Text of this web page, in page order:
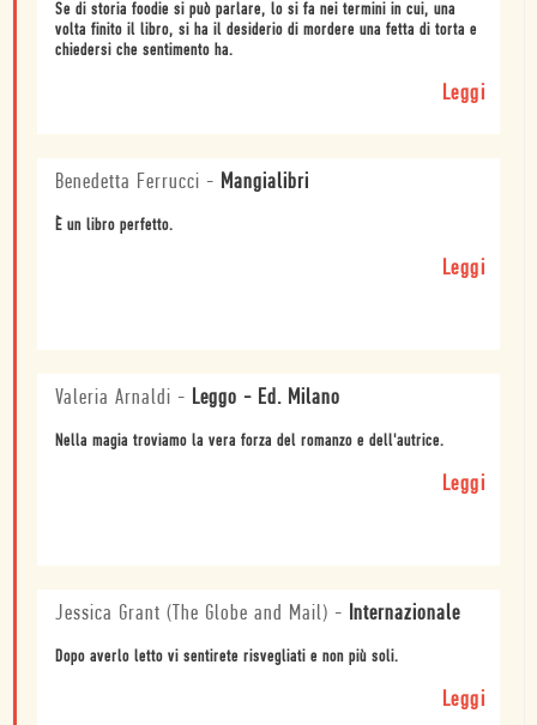
Se di storia foodie si può parlare, lo si fa nei termini in cui, una
volta finito il libro, si ha il desiderio di mordere una fetta di torta e
chiedersi che sentimento ha.
Leggi
Benedetta Ferrucci - Mangialibri
È un libro perfetto.
Leggi
Valeria Arnaldi - Leggo - Ed. Milano
Nella magia troviamo la vera forza del romanzo e dell'autrice.
Leggi
Jessica Grant (The Globe and Mail) - Internazionale
Dopo averlo letto vi sentirete risvegliati e non più soli.
Leggi